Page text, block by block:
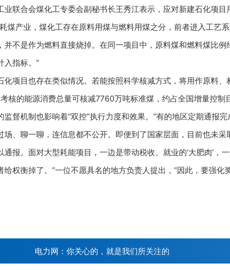
联合会煤化工专委会副秘书长王秀江表示，应对新建石化项目
煤产业，煤化工存在原料用煤与燃料用煤之分，前者进入工艺
并不是作为燃料直接烧掉。在同一项目中，原料煤和燃料煤比例
入指标。”
项目也存在类似情况。若能按照科学核减方式，将用作原料、
核的能源消费总量可核减7760万吨标准煤，约占全国增量控制
机制也影响着“双控”执行力度和效果。“有的地区定期通报完
场、聊一聊，连信息都不公开。即便到了国家层面，目前也未采
报。面对大型耗能项目，一边是带动税收、就业的‘大肥肉’，一
权衡掉了。”一位不愿具名的地方负责人提出，“因此，要强化
电力网：你关心的，就是我们所关注的